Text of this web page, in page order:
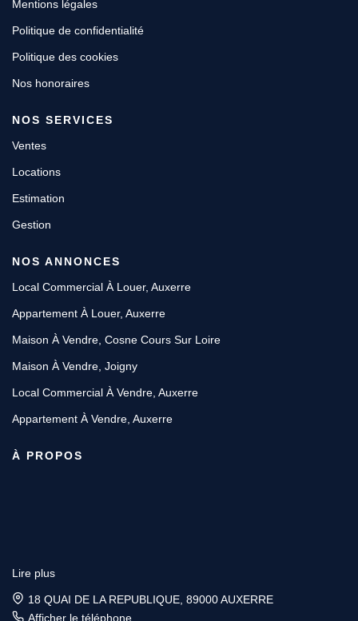
Mentions légales
Politique de confidentialité
Politique des cookies
Nos honoraires
NOS SERVICES
Ventes
Locations
Estimation
Gestion
NOS ANNONCES
Local Commercial À Louer, Auxerre
Appartement À Louer, Auxerre
Maison À Vendre, Cosne Cours Sur Loire
Maison À Vendre, Joigny
Local Commercial À Vendre, Auxerre
Appartement À Vendre, Auxerre
À PROPOS
Lire plus
18 QUAI DE LA REPUBLIQUE, 89000 AUXERRE
Afficher le téléphone